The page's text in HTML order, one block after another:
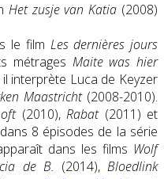
Het zusje van Katia (2008)
le film Les dernières jours
métrages Maite was hier
interprète Luca de Keyzer
Maastricht(2008-2010).
(2010),Rabat(2011) et
8 épisodes de la série
dans les films Wolf
de B. (2014),Bloedlink